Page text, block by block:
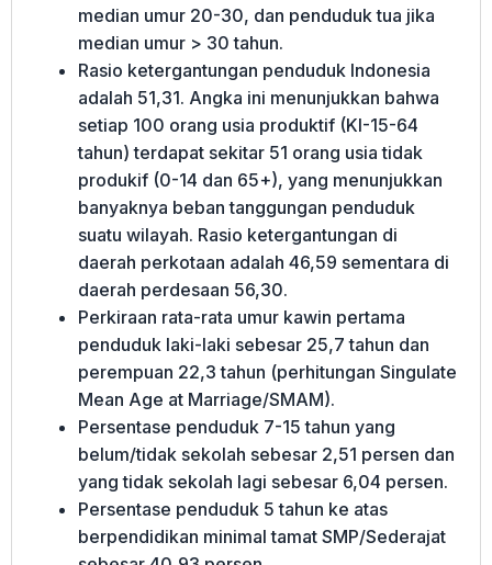
median umur 20-30, dan penduduk tua jika
median umur > 30 tahun.
Rasio ketergantungan penduduk Indonesia
adalah 51,31. Angka ini menunjukkan bahwa
setiap 100 orang usia produktif (KI-15-64
tahun) terdapat sekitar 51 orang usia tidak
produkif (0-14 dan 65+), yang menunjukkan
banyaknya beban tanggungan penduduk
suatu wilayah. Rasio ketergantungan di
daerah perkotaan adalah 46,59 sementara di
daerah perdesaan 56,30.
Perkiraan rata-rata umur kawin pertama
penduduk laki-laki sebesar 25,7 tahun dan
perempuan 22,3 tahun (perhitungan Singulate
Mean Age at Marriage/SMAM).
Persentase penduduk 7-15 tahun yang
belum/tidak sekolah sebesar 2,51 persen dan
yang tidak sekolah lagi sebesar 6,04 persen.
Persentase penduduk 5 tahun ke atas
berpendidikan minimal tamat SMP/Sederajat